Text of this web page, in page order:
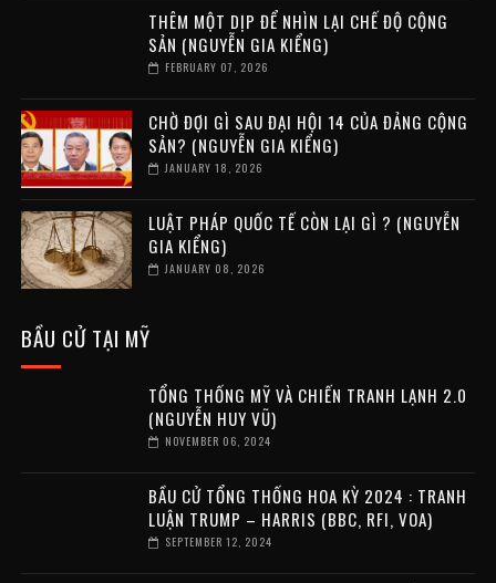
THÊM MỘT DỊP ĐỂ NHÌN LẠI CHẾ ĐỘ CỘNG
SẢN (NGUYỄN GIA KIỂNG)
FEBRUARY 07, 2026
CHỜ ĐỢI GÌ SAU ĐẠI HỘI 14 CỦA ĐẢNG CỘNG
SẢN? (NGUYỄN GIA KIỂNG)
JANUARY 18, 2026
LUẬT PHÁP QUỐC TẾ CÒN LẠI GÌ ? (NGUYỄN
GIA KIỂNG)
JANUARY 08, 2026
BẦU CỬ TẠI MỸ
TỔNG THỐNG MỸ VÀ CHIẾN TRANH LẠNH 2.0
(NGUYỄN HUY VŨ)
NOVEMBER 06, 2024
BẦU CỬ TỔNG THỐNG HOA KỲ 2024 : TRANH
LUẬN TRUMP – HARRIS (BBC, RFI, VOA)
SEPTEMBER 12, 2024